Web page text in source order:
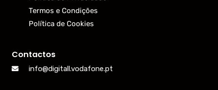
Termos e Condições
Política de Cookies
Contactos
info@digitall.vodafone.pt